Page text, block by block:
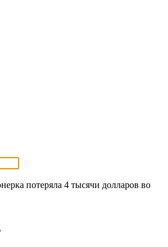
потеряла 4 тысячи долларов во